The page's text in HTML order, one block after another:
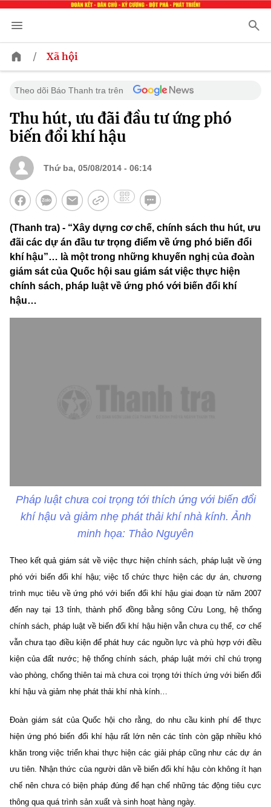
/ Xã hội
Theo dõi Báo Thanh tra trên
Thu hút, ưu đãi đầu tư ứng phó
biến đổi khí hậu
Thứ ba, 05/08/2014 - 06:14
(Thanh tra) - “Xây dựng cơ chế, chính sách thu hút, ưu
đãi các dự án đầu tư trọng điểm về ứng phó biến đổi
khí hậu”… là một trong những khuyến nghị của đoàn
giám sát của Quốc hội sau giám sát việc thực hiện
chính sách, pháp luật về ứng phó với biến đổi khí
hậu…
Pháp luật chưa coi trọng tới thích ứng với biến đổi
khí hậu và giảm nhẹ phát thải khí nhà kính. Ảnh
minh họa: Thảo Nguyên
Theo kết quả giám sát về việc thực hiện chính sách, pháp luật về ứng
phó với biến đổi khí hậu; việc tổ chức thực hiện các dự án, chương
trình mục tiêu về ứng phó với biến đổi khí hậu giai đoạn từ năm 2007
đến nay tại 13 tỉnh, thành phố đồng bằng sông Cửu Long, hệ thống
chính sách, pháp luật về biến đổi khí hậu hiện vẫn chưa cụ thể, cơ chế
vẫn chưa tạo điều kiện để phát huy các nguồn lực và phù hợp với điều
kiện của đất nước; hệ thống chính sách, pháp luật mới chỉ chú trọng
vào phòng, chống thiên tai mà chưa coi trọng tới thích ứng với biến đổi
khí hậu và giảm nhẹ phát thải khí nhà kính…
Đoàn giám sát của Quốc hội cho rằng, do nhu cầu kinh phí để thực
hiện ứng phó biến đổi khí hậu rất lớn nên các tỉnh còn gặp nhiều khó
khăn trong việc triển khai thực hiện các giải pháp cũng như các dự án
ưu tiên. Nhận thức của người dân về biến đổi khí hậu còn không ít hạn
chế nên chưa có biện pháp đúng để hạn chế những tác động tiêu cực
thông qua quá trình sản xuất và sinh hoạt hàng ngày.